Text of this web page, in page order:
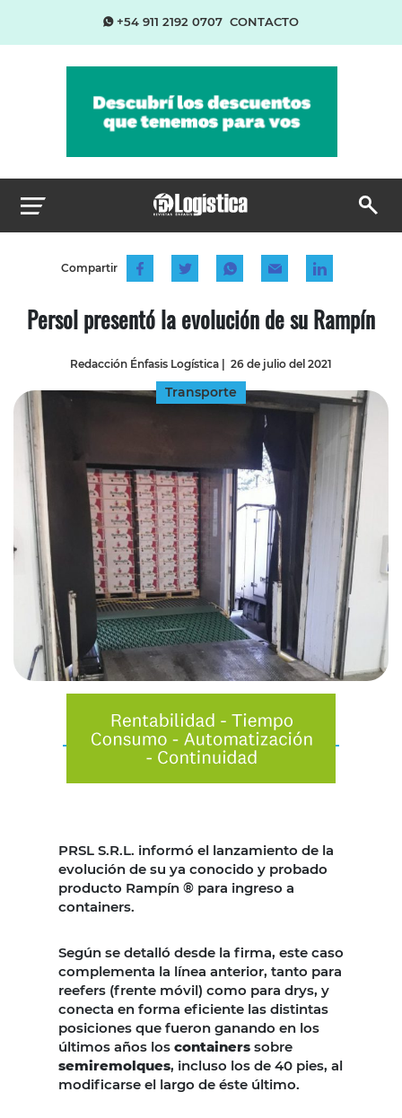
+54 911 2192 0707 CONTACTO
Compartir
Persol presentó la evolución de su Rampín
Redacción Énfasis Logística | 26 de julio del 2021
Transporte
PRSL S.R.L. informó el lanzamiento de la
evolución de su ya conocido y probado
producto Rampín ® para ingreso a
containers.
Según se detalló desde la firma, este caso
complementa la línea anterior, tanto para
reefers (frente móvil) como para drys, y
conecta en forma eficiente las distintas
posiciones que fueron ganando en los
últimos años los containers sobre
semiremolques, incluso los de 40 pies, al
modificarse el largo de éste último.